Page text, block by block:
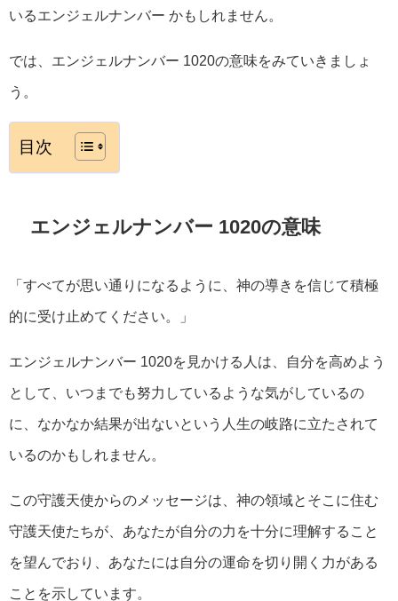
いるエンジェルナンバー かもしれません。
では、エンジェルナンバー 1020の意味をみていきましょ
う。
目次
エンジェルナンバー 1020の意味
「すべてが思い通りになるように、神の導きを信じて積極
的に受け止めてください。」
エンジェルナンバー 1020を見かける人は、自分を高めよう
として、いつまでも努力しているような気がしているの
に、なかなか結果が出ないという人生の岐路に立たされて
いるのかもしれません。
この守護天使からのメッセージは、神の領域とそこに住む
守護天使たちが、あなたが自分の力を十分に理解すること
を望んでおり、あなたには自分の運命を切り開く力がある
ことを示しています。